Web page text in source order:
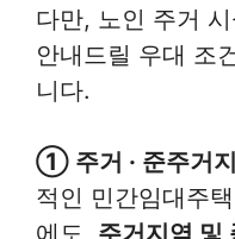
다만, 노인 주거 시
안내드릴 우대 조
니다.
① 주거 · 준주거
적인 민간임대주
에도, 주거지역 및